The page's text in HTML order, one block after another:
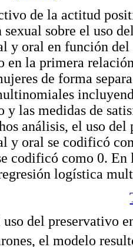
de la actitud
sexual sobre el uso
y oral en función del
en la primera
de forma
y las medidas de
análisis, el uso
y oral se codificó
codificó como 0.
logística
uso del preservativo
el modelo